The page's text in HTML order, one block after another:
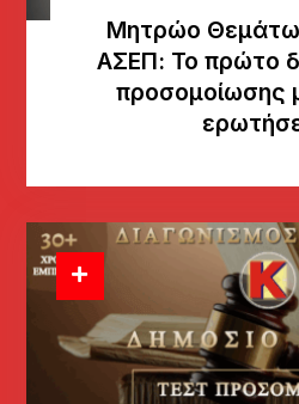
Μητρώο
AΣΕΠ: Το πρώτο
προσομοίωσης